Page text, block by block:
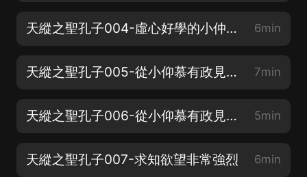
天縱之聖孔子004-虛心好學的小仲尼（下） 6min
天縱之聖孔子005-從小仰慕有政見的人（上） 7min
天縱之聖孔子006-從小仰慕有政見的人（下） 5min
天縱之聖孔子007-求知欲望非常強烈 6min